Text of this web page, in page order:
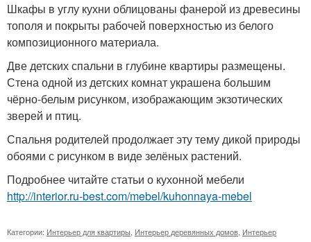
Шкафы в углу кухни облицованы фанерой из древесины
тополя и покрыты рабочей поверхностью из белого
композиционного материала.
Две детских спальни в глубине квартиры размещены.
Стена одной из детских комнат украшена большим
чёрно-белым рисунком, изображающим экзотических
зверей и птиц.
Спальня родителей продолжает эту тему дикой природы
обоями с рисунком в виде зелёных растений.
Подробнее читайте статьи о кухонной мебели
http://interior.ru-best.com/mebel/kuhonnaya-mebel
Категории: Интерьер для квартиры, Интерьер деревянных домов, Интерьер